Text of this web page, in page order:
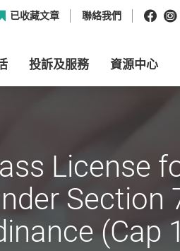
已收藏文章 聯絡我們
投訴及服務 資源中心
License
Section
(Cap